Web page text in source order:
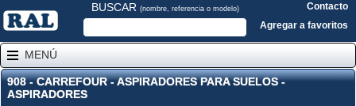
BUSCAR (nombre, referencia o modelo)
Contacto
Agregar a favoritos
MENÚ
908 - CARREFOUR - ASPIRADORES PARA SUELOS -
ASPIRADORES